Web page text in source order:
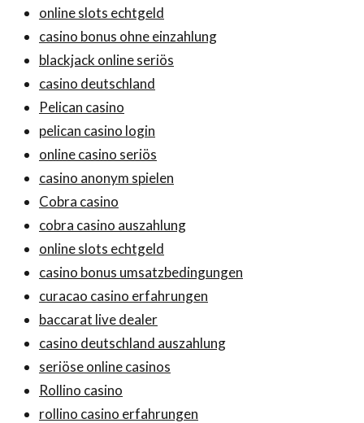
online slots echtgeld
casino bonus ohne einzahlung
blackjack online seriös
casino deutschland
Pelican casino
pelican casino login
online casino seriös
casino anonym spielen
Cobra casino
cobra casino auszahlung
online slots echtgeld
casino bonus umsatzbedingungen
curacao casino erfahrungen
baccarat live dealer
casino deutschland auszahlung
seriöse online casinos
Rollino casino
rollino casino erfahrungen